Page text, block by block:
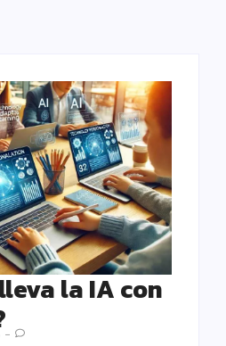
la IA con